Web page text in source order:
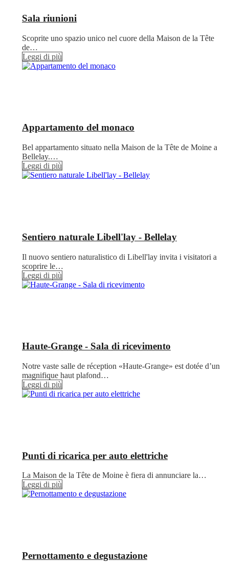
Sala riunioni
Scoprite uno spazio unico nel cuore della Maison de la Tête
de…
Leggi di più
Appartamento del monaco
Bel appartamento situato nella Maison de la Tête de Moine a
Bellelay.…
Leggi di più
Sentiero naturale Libell'lay - Bellelay
Il nuovo sentiero naturalistico di Libell'lay invita i visitatori a
scoprire le…
Leggi di più
Haute-Grange - Sala di ricevimento
Notre vaste salle de réception «Haute-Grange» est dotée d’un
magnifique haut plafond…
Leggi di più
Punti di ricarica per auto elettriche
La Maison de la Tête de Moine è fiera di annunciare la…
Leggi di più
Pernottamento e degustazione